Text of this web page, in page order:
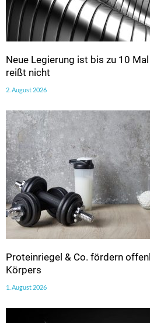
Neue Legierung ist bis zu 10
reißt nicht
2. August 2026
Proteinriegel & Co. fördern
Körpers
1. August 2026